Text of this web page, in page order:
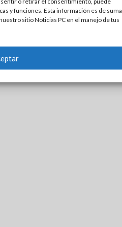
y funciones. Esta información es de suma
sitio Noticias PC en el manejo de tus